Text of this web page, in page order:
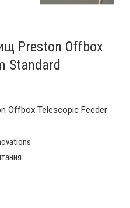
Preston Offbox
Standard
Offbox Telescopic Feeder